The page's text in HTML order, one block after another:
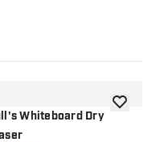
přání
Whiteboard Dry
Přidat do